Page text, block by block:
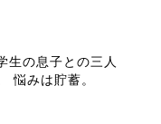
生の息子との三人
悩みは貯蓄。